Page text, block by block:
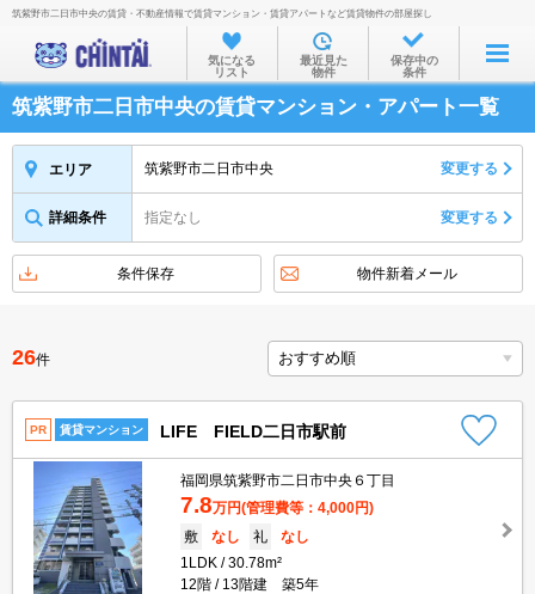
お部屋を探す
沿線・駅から
住所から
家賃相場から
物件特集から
不動産会社から
TOP
筑紫野市二日市中央の賃貸・不動産情報で賃貸マンション・賃貸アパートなど賃貸物件の部屋探し
気になる
リスト
最近見た
物件
保存中の
条件
筑紫野市二日市中央の賃貸マンション・アパート一覧
エリア 筑紫野市二日市中央 変更する
詳細条件 指定なし 変更する
条件保存 物件新着メール
26件
PR 賃貸マンション LIFE FIELD二日市駅前
福岡県筑紫野市二日市中央６丁目
7.8万円(管理費等：4,000円)
敷
なし 礼
なし
1LDK
30.78m²
12階
13階建 築5年